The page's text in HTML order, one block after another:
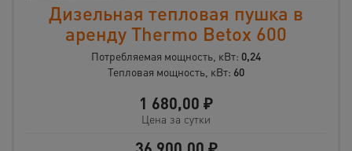
Дизельная тепловая пушка в
аренду Thermo Betox 600
Потребляемая мощность, кВт: 0,24
Тепловая мощность, кВт: 60
1 680,00 ₽
Цена за сутки